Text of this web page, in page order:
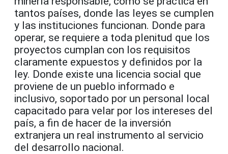
tantos países, donde las leyes se cumplen
y las instituciones funcionan. Donde para
operar, se requiere a toda plenitud que los
proyectos cumplan con los requisitos
claramente expuestos y definidos por la
ley. Donde existe una licencia social que
proviene de un pueblo informado e
inclusivo, soportado por un personal local
capacitado para velar por los intereses del
país, a fin de hacer de la inversión
extranjera un real instrumento al servicio
del desarrollo nacional.